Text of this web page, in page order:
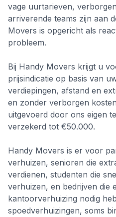
vage uurtarieven,
arriverende teams zijn aan
Movers is opgericht als
probleem.
Bij Handy Movers krijgt u
prijsindicatie op basis van
verdiepingen, afstand en
en zonder verborgen
uitgevoerd door ons eigen
verzekerd tot €50.000.
Handy Movers is er voor
verhuizen, senioren die
verdienen, studenten die
verhuizen, en bedrijven die
kantoorverhuizing nodig
spoedverhuizingen, soms